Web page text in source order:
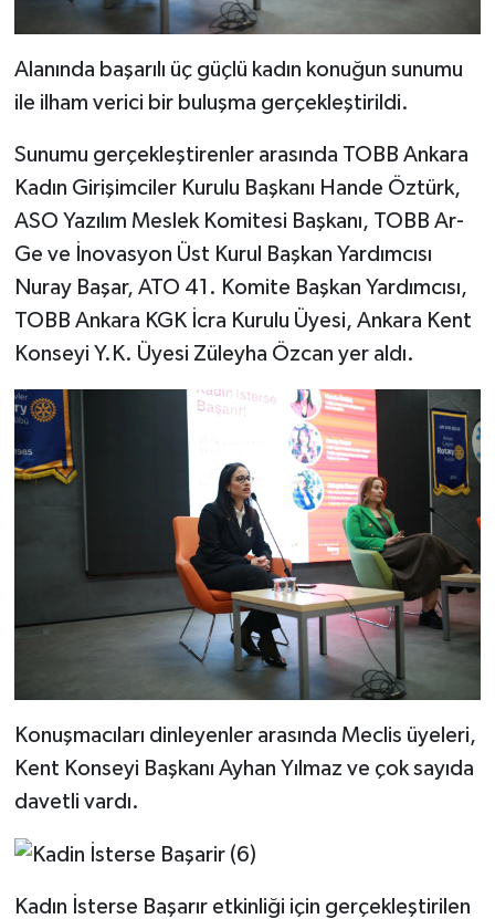
Alanında başarılı üç güçlü kadın konuğun sunumu
ile ilham verici bir buluşma gerçekleştirildi.
Sunumu gerçekleştirenler arasında TOBB Ankara
Kadın Girişimciler Kurulu Başkanı Hande Öztürk,
ASO Yazılım Meslek Komitesi Başkanı, TOBB Ar-
Ge ve İnovasyon Üst Kurul Başkan Yardımcısı
Nuray Başar, ATO 41. Komite Başkan Yardımcısı,
TOBB Ankara KGK İcra Kurulu Üyesi, Ankara Kent
Konseyi Y.K. Üyesi Züleyha Özcan yer aldı.
Konuşmacıları dinleyenler arasında Meclis üyeleri,
Kent Konseyi Başkanı Ayhan Yılmaz ve çok sayıda
davetli vardı.
Kadın İsterse Başarır etkinliği için gerçekleştirilen